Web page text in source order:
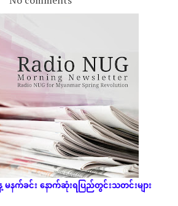
မနက်ခင်းနောက်ဆုံးရပြည်တွင်းသတင်းများ